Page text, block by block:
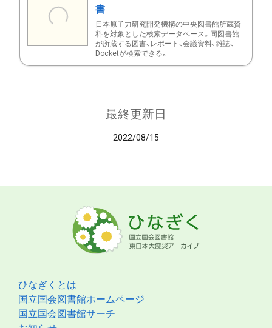
書
日本原子力研究開発機構の中央図書館所蔵資
料を対象とした検索データベース。同図書館
が所蔵する図書、レポート、会議資料、雑誌、
Docketが検索できる。
最終更新日
2022/08/15
ひなぎくとは
国立国会図書館ホームページ
国立国会図書館サーチ